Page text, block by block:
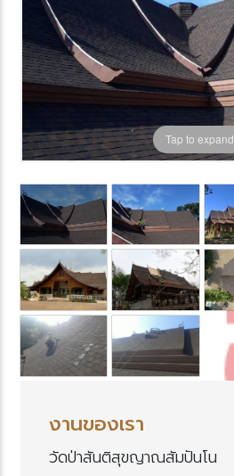
Tap to expand
งานของเรา
วัดป่าสันติสุขญาณสัมปันโน